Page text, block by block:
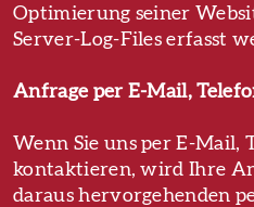
Optimierung seiner
Server-Log-Files erfasst
Anfrage per E-Mail,
Wenn Sie uns per E-Mail,
kontaktieren, wird Ihre
daraus hervorgehenden